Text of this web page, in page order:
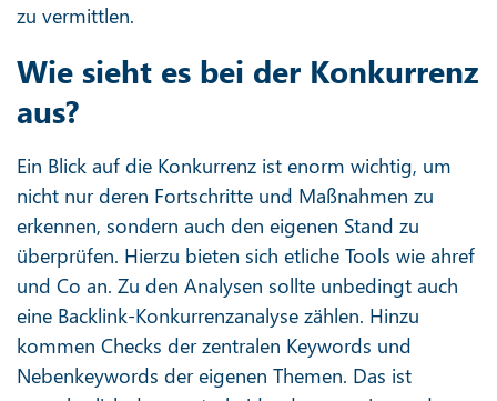
zu vermittlen.
Wie sieht es bei der Konkurrenz
aus?
Ein Blick auf die Konkurrenz ist enorm wichtig, um
nicht nur deren Fortschritte und Maßnahmen zu
erkennen, sondern auch den eigenen Stand zu
überprüfen. Hierzu bieten sich etliche Tools wie ahref
und Co an. Zu den Analysen sollte unbedingt auch
eine Backlink-Konkurrenzanalyse zählen. Hinzu
kommen Checks der zentralen Keywords und
Nebenkeywords der eigenen Themen. Das ist